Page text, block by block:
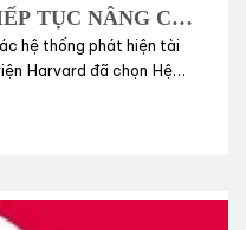
TỤC NÂNG CAO
VÀO SỬ DỤNG
12/2014
hệ thống phát hiện tài
Harvard đã chọn Hệ